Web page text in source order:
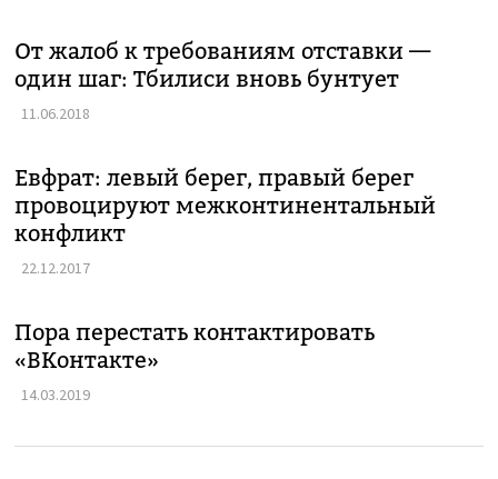
От жалоб к требованиям отставки —
один шаг: Тбилиси вновь бунтует
11.06.2018
Евфрат: левый берег, правый берег
провоцируют межконтинентальный
конфликт
22.12.2017
Пора перестать контактировать
«ВКонтакте»
14.03.2019